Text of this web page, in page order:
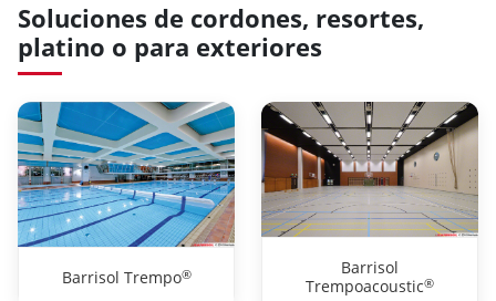
Soluciones de cordones, resortes,
platino o para exteriores
Barrisol Trempo®
Barrisol
Trempoacoustic®